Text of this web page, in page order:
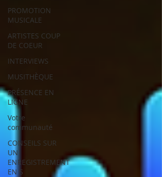
PROMOTION
MUSICALE
ARTISTES COUP
DE COEUR
INTERVIEWS
MUSITHÈQUE
PRÉSENCE EN
LIGNE
Votre
communauté
CONSEILS SUR
UN
ENREGISTREMENT
EN S